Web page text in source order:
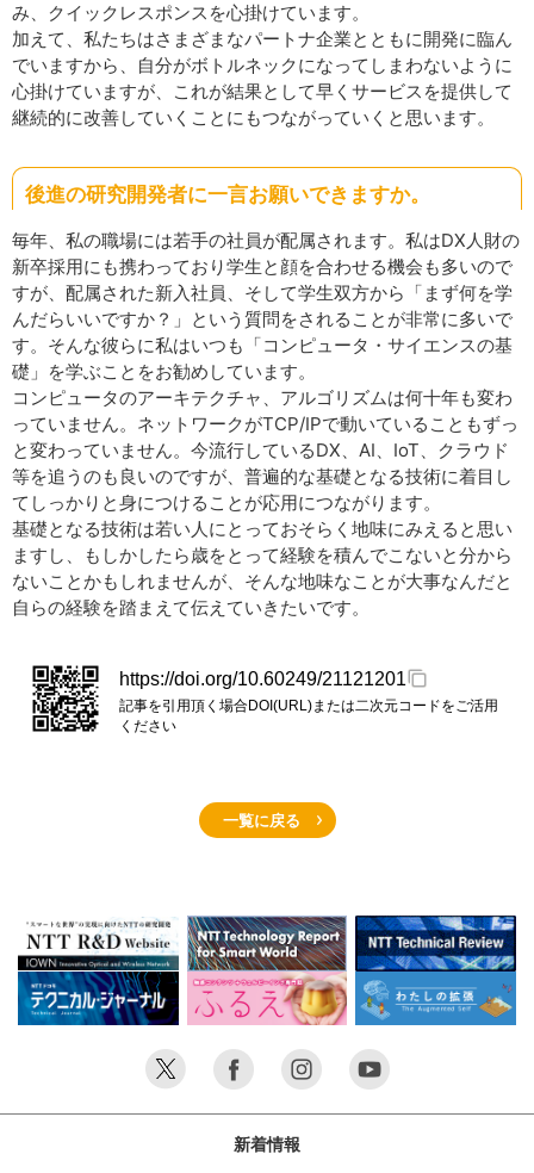
み、クイックレスポンスを心掛けています。
加えて、私たちはさまざまなパートナ企業とともに開発に臨ん
でいますから、自分がボトルネックになってしまわないように
心掛けていますが、これが結果として早くサービスを提供して
継続的に改善していくことにもつながっていくと思います。
後進の研究開発者に一言お願いできますか。
毎年、私の職場には若手の社員が配属されます。私はDX人財の
新卒採用にも携わっており学生と顔を合わせる機会も多いので
すが、配属された新入社員、そして学生双方から「まず何を学
んだらいいですか？」という質問をされることが非常に多いで
す。そんな彼らに私はいつも「コンピュータ・サイエンスの基
礎」を学ぶことをお勧めしています。
コンピュータのアーキテクチャ、アルゴリズムは何十年も変わ
っていません。ネットワークがTCP/IPで動いていることもずっ
と変わっていません。今流行しているDX、AI、IoT、クラウド
等を追うのも良いのですが、普遍的な基礎となる技術に着目し
てしっかりと身につけることが応用につながります。
基礎となる技術は若い人にとっておそらく地味にみえると思い
ますし、もしかしたら歳をとって経験を積んでこないと分から
ないことかもしれませんが、そんな地味なことが大事なんだと
自らの経験を踏まえて伝えていきたいです。
https://doi.org/10.60249/21121201
記事を引用頂く場合DOI(URL)または二次元コードをご活用
ください
一覧に戻る
新着情報